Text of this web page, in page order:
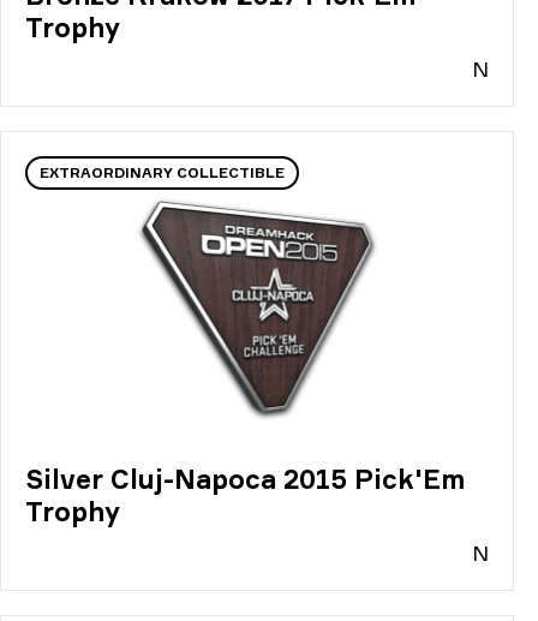
Trophy
N
EXTRAORDINARY COLLECTIBLE
Silver Cluj-Napoca 2015 Pick'Em
Trophy
N